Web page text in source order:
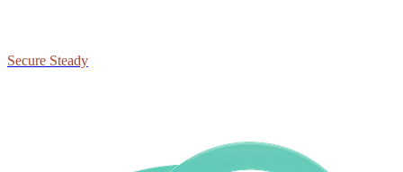
Secure Steady